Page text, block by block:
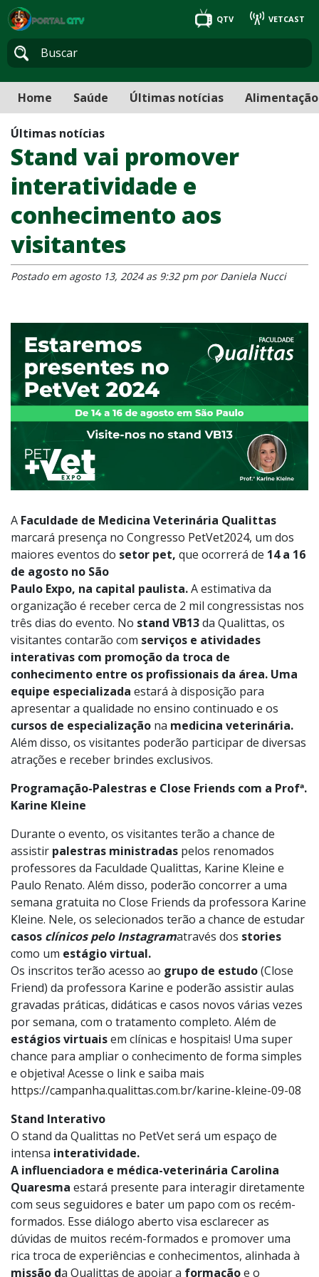
QTV VETCAST
Home Saúde Últimas notícias Alimentação
Últimas notícias
Stand vai promover
interatividade e
conhecimento aos
visitantes
Postado em agosto 13, 2024 as 9:32 pm por Daniela Nucci
A Faculdade de Medicina Veterinária Qualittas
marcará presença no Congresso PetVet2024, um dos
maiores eventos do setor pet, que ocorrerá de 14 a 16
de agosto no São
Paulo Expo, na capital paulista.A estimativa da
organização é receber cerca de 2 mil congressistas nos
três dias do evento. No stand VB13da Qualittas, os
visitantes contarão com serviços e atividades
interativas com promoção da troca de
equipe especializada estará à disposição para
apresentar a qualidade no ensino continuado e os
cursos de especialização na
Além disso, os visitantes poderão participar de diversas
atrações e receber brindes exclusivos.
Programação-Palestras e Close Friends com a Profª.
Karine Kleine
Durante o evento, os visitantes terão a chance de
assistir palestras ministradas pelos renomados
professores da Faculdade Qualittas, Karine Kleine e
Paulo Renato. Além disso, poderão concorrer a uma
semana gratuita no Close Friends da professora Karine
Kleine. Nele, os selecionados terão a chance de estudar
casos clínicos pelo Instagramatravés dos stories
como um estágio virtual.
Os inscritos terão acesso ao grupo de estudo(Close
Friend) da professora Karine e poderão assistir aulas
gravadas práticas, didáticas e casos novos várias vezes
por semana, com o tratamento completo. Além de
estágios virtuaisem clínicas e hospitais! Uma super
chance para ampliar o conhecimento de forma simples
e objetiva! Acesse o link e saiba mais
https://campanha.qualittas.com.br/karine-kleine-09-08
Stand Interativo
O stand da Qualittas no PetVet será um espaço de
intensa interatividade.
A influenciadora e médica-veterinária Carolina
Quaresma estará presente para interagir diretamente
com seus seguidores e bater um papo com os recém-
formados. Esse diálogo aberto visa esclarecer as
dúvidas de muitos recém-formados e promover uma
missão da Qualittas de apoiar a formaçãoe o